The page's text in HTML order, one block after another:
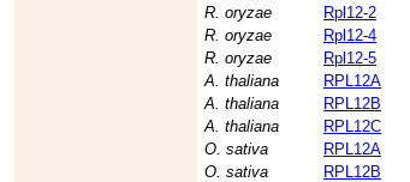
R. oryzae
Rpl12-2
R. oryzae
Rpl12-4
R. oryzae
Rpl12-5
A. thaliana
RPL12A
A. thaliana
RPL12B
A. thaliana
RPL12C
O. sativa
RPL12A
O. sativa
RPL12B